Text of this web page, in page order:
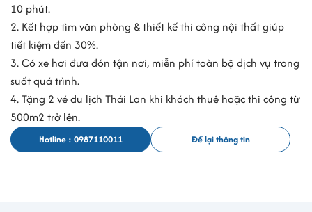
10 phút.
2. Kết hợp tìm văn phòng & thiết kế thi công nội thất giúp
tiết kiệm đến 30%.
3. Có xe hơi đưa đón tận nơi, miễn phí toàn bộ dịch vụ trong
suốt quá trình.
4. Tặng 2 vé du lịch Thái Lan khi khách thuê hoặc thi công từ
500m2 trở lên.
Hotline : 0987110011 Để lại thông tin